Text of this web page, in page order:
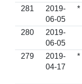
281
2019-
06-05
*
280
2019-
06-05
279
2019-
04-17
*